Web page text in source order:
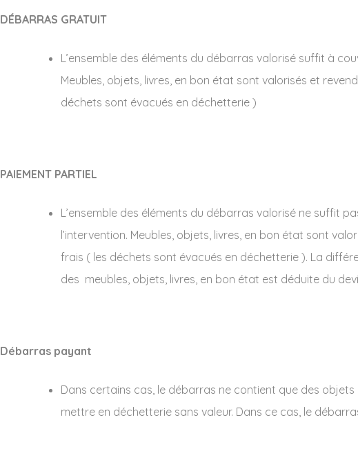
DÉBARRAS GRATUIT
L’ensemble des éléments du débarras valorisé suffit à
Meubles, objets, livres, en bon état sont valorisés et
déchets sont évacués en déchetterie )
PAIEMENT PARTIEL
L’ensemble des éléments du débarras valorisé ne suffit
l’intervention. Meubles, objets, livres, en bon état sont
frais ( les déchets sont évacués en déchetterie ). La
des meubles, objets, livres, en bon état est déduite du
Débarras payant
Dans certains cas, le débarras ne contient que des
mettre en déchetterie sans valeur. Dans ce cas, le